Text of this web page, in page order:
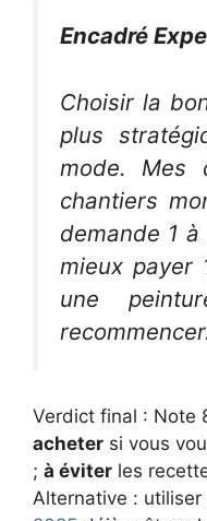
Encadré
Choisir la
plus
mode. Mes
chantiers
demande 1
mieux payer
une
Verdict final : Note
acheter si vous
; à éviter les
Alternative : utiliser